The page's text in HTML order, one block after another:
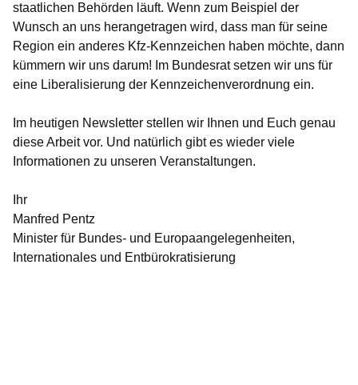
staatlichen Behörden läuft. Wenn zum Beispiel der
Wunsch an uns herangetragen wird, dass man für seine
Region ein anderes Kfz-Kennzeichen haben möchte, dann
kümmern wir uns darum! Im Bundesrat setzen wir uns für
eine Liberalisierung der Kennzeichenverordnung ein.
Im heutigen Newsletter stellen wir Ihnen und Euch genau
diese Arbeit vor. Und natürlich gibt es wieder viele
Informationen zu unseren Veranstaltungen.
Ihr
Manfred Pentz
Minister für Bundes- und Europaangelegenheiten,
Internationales und Entbürokratisierung